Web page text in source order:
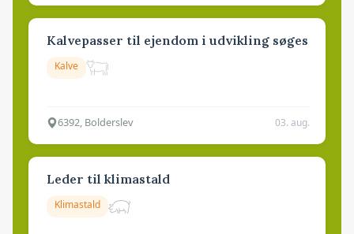
Kalvepasser til ejendom i udvikling søges
Kalve
6392, Bolderslev 03. aug.
Leder til klimastald
Klimastald